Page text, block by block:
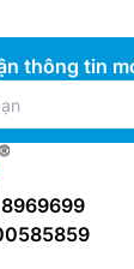
thông tin